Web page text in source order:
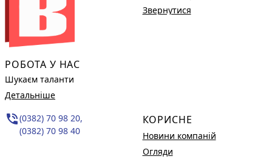
РОБОТА У НАС
Шукаєм таланти
Детальніше
phone_in_talk(0382) 70 98 20,
(0382) 70 98 40
Звернутися
КОРИСНЕ
Новини компаній
Огляди